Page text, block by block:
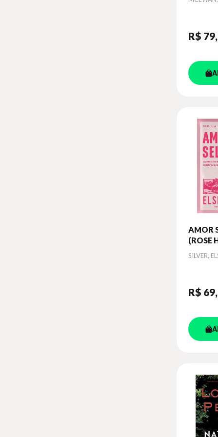
R$ 79
AMOR
(ROSE
1) -
Autor
SILVER,
R$ 69